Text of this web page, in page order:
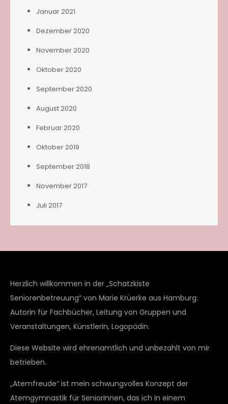
Januar 2021
Dezember 2020
November 2020
Oktober 2020
September 2020
August 2020
Februar 2020
Oktober 2019
September 2018
November 2017
Juli 2017
Herzlich willkommen in der „Schatzkiste
Seniorenbetreuung“ von Marie Krüerke aus Hamburg:
Autorin für Fachbücher, Leitung von Gruppen und
Veranstaltungen, Künstlerin, Logopädin.
Diese Website wird ehrenamtlich und unbezahlt von mir
betrieben.
„Atemfreude“ ist mein schwungvolles Konzept der
Atemgymnastik für SeniorInnen, das ich in einem